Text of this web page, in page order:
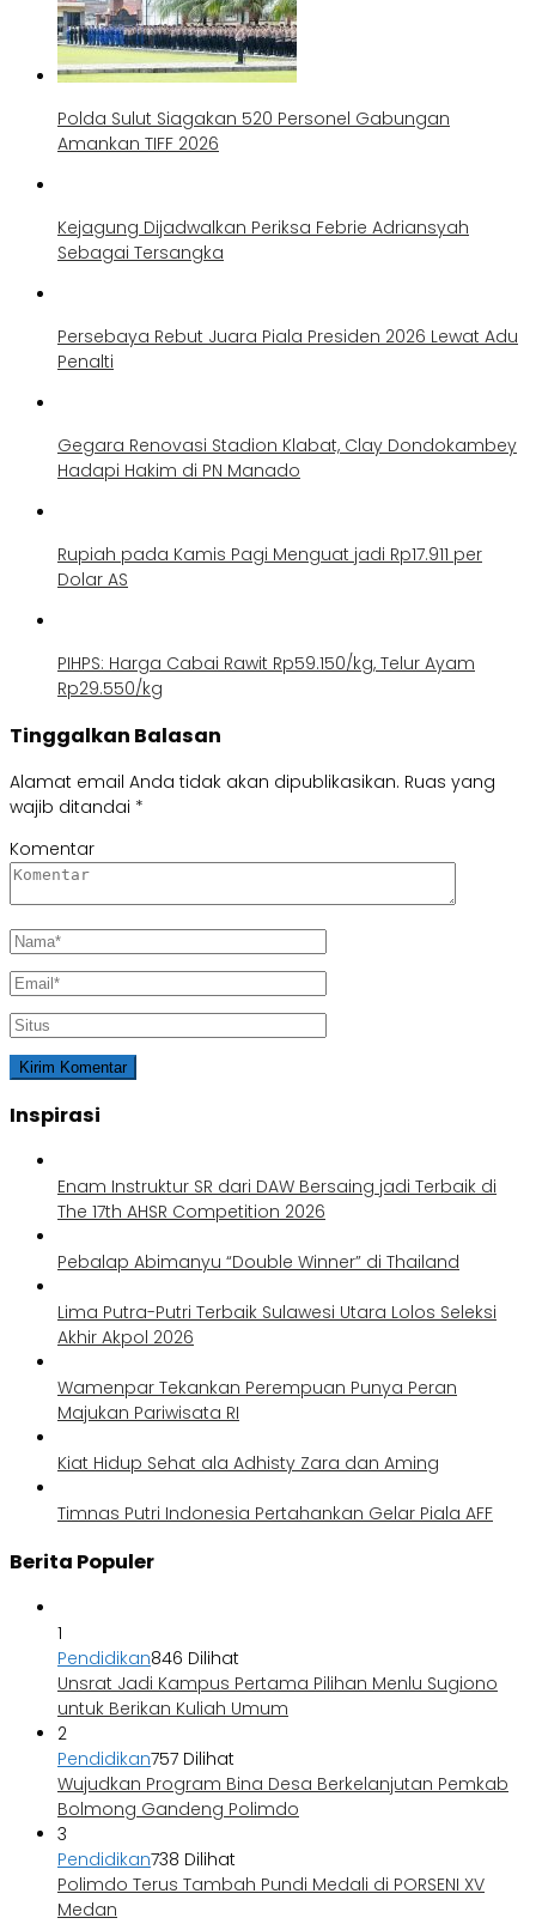
Polda Sulut Siagakan 520 Personel Gabungan
Amankan TIFF 2026
Kejagung Dijadwalkan Periksa Febrie Adriansyah
Sebagai Tersangka
Persebaya Rebut Juara Piala Presiden 2026 Lewat Adu
Penalti
Gegara Renovasi Stadion Klabat, Clay Dondokambey
Hadapi Hakim di PN Manado
Rupiah pada Kamis Pagi Menguat jadi Rp17.911 per
Dolar AS
PIHPS: Harga Cabai Rawit Rp59.150/kg, Telur Ayam
Rp29.550/kg
Tinggalkan Balasan
Alamat email Anda tidak akan dipublikasikan. Ruas yang
wajib ditandai *
Komentar
Inspirasi
Enam Instruktur SR dari DAW Bersaing jadi Terbaik di
The 17th AHSR Competition 2026
Pebalap Abimanyu “Double Winner” di Thailand
Lima Putra-Putri Terbaik Sulawesi Utara Lolos Seleksi
Akhir Akpol 2026
Wamenpar Tekankan Perempuan Punya Peran
Majukan Pariwisata RI
Kiat Hidup Sehat ala Adhisty Zara dan Aming
Timnas Putri Indonesia Pertahankan Gelar Piala AFF
Berita Populer
1
Pendidikan846 Dilihat
Unsrat Jadi Kampus Pertama Pilihan Menlu Sugiono
untuk Berikan Kuliah Umum
2
Pendidikan757 Dilihat
Wujudkan Program Bina Desa Berkelanjutan Pemkab
Bolmong Gandeng Polimdo
3
Pendidikan738 Dilihat
Polimdo Terus Tambah Pundi Medali di PORSENI XV
Medan